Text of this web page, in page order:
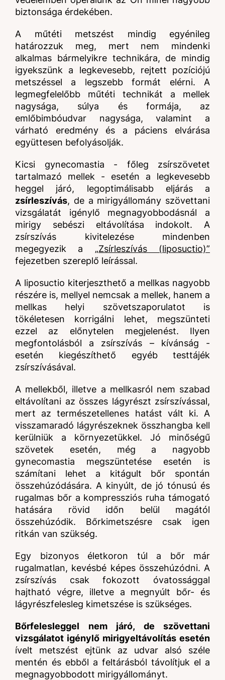
biztonsága érdekében.
A műtéti metszést mindig egyénileg
határozzuk meg, mert nem mindenki
alkalmas bármelyikre technikára, de mindig
igyekszünk a legkevesebb, rejtett pozíciójú
metszéssel a legszebb formát elérni. A
legmegfelelőbb műtéti technikát a mellek
nagysága, súlya és formája, az
emlőbimbóudvar nagysága, valamint a
várható eredmény és a páciens elvárása
együttesen befolyásolják.
Kicsi gynecomastia - főleg zsírszövetet
tartalmazó mellek - esetén a legkevesebb
heggel járó, legoptimálisabb eljárás a
zsírleszívás, de a mirigyállomány szövettani
vizsgálatát igénylő megnagyobbodásnál a
mirigy sebészi eltávolítása indokolt. A
zsírszívás kivitelezése mindenben
megegyezik a „Zsírleszívás (liposuctio)”
fejezetben szereplő leírással.
A liposuctio kiterjeszthető a mellkas nagyobb
részére is, mellyel nemcsak a mellek, hanem a
mellkas helyi szövetszaporulatot is
tökéletesen korrigálni lehet, megszünteti
ezzel az előnytelen megjelenést. Ilyen
megfontolásból a zsírszívás – kívánság -
esetén kiegészíthető egyéb testtájék
zsírszívásával.
A mellekből, illetve a mellkasról nem szabad
eltávolítani az összes lágyrészt zsírszívással,
mert az természetellenes hatást vált ki. A
visszamaradó lágyrészeknek összhangba kell
kerülniük a környezetükkel. Jó minőségű
szövetek esetén, még a nagyobb
gynecomastia megszüntetése esetén is
számítani lehet a kitágult bőr spontán
összehúzódására. A kinyúlt, de jó tónusú és
rugalmas bőr a kompressziós ruha támogató
hatására rövid időn belül magától
összehúzódik. Bőrkimetszésre csak igen
ritkán van szükség.
Egy bizonyos életkoron túl a bőr már
rugalmatlan, kevésbé képes összehúzódni. A
zsírszívás csak fokozott óvatossággal
hajtható végre, illetve a megnyúlt bőr- és
lágyrészfelesleg kimetszése is szükséges.
Bőrfelesleggel nem járó, de szövettani
vizsgálatot igénylő mirigyeltávolítás esetén
ívelt metszést ejtünk az udvar alsó széle
mentén és ebből a feltárásból távolítjuk el a
megnagyobbodott mirigyállományt.